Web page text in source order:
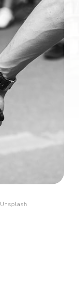
Unsplash